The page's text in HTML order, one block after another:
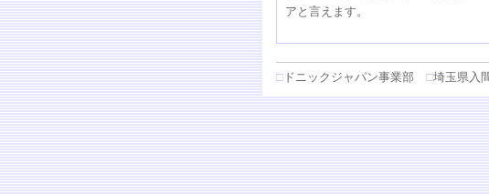
アと言えます。
□ ドニックジャパン事業部 □埼玉県入